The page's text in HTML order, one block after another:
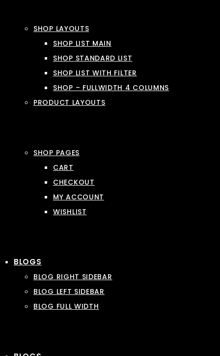
SHOP LAYOUTS
SHOP LIST MAIN
SHOP STANDARD LIST
SHOP LIST WITH FILTER
SHOP – FULLWIDTH 4 COLUMNS
PRODUCT LAYOUTS
SHOP PAGES
CART
CHECKOUT
MY ACCOUNT
WISHLIST
BLOGS
BLOG RIGHT SIDEBAR
BLOG LEFT SIDEBAR
BLOG FULL WIDTH